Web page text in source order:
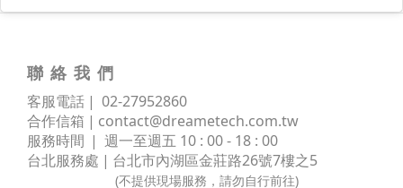
聯 絡 我 們
客服電話 | 02-27952860
合作信箱 | contact@dreametech.com.tw
服務時間 | 週一至週五 10 : 00 - 18 : 00
台北服務處 | 台北市內湖區金莊路26號7樓之5
(不提供現場服務，請勿自行前往)